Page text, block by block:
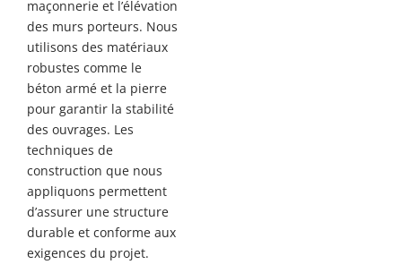
maçonnerie et l’élévation
des murs porteurs. Nous
utilisons des matériaux
robustes comme le
béton armé et la pierre
pour garantir la stabilité
des ouvrages. Les
techniques de
construction que nous
appliquons permettent
d’assurer une structure
durable et conforme aux
exigences du projet.